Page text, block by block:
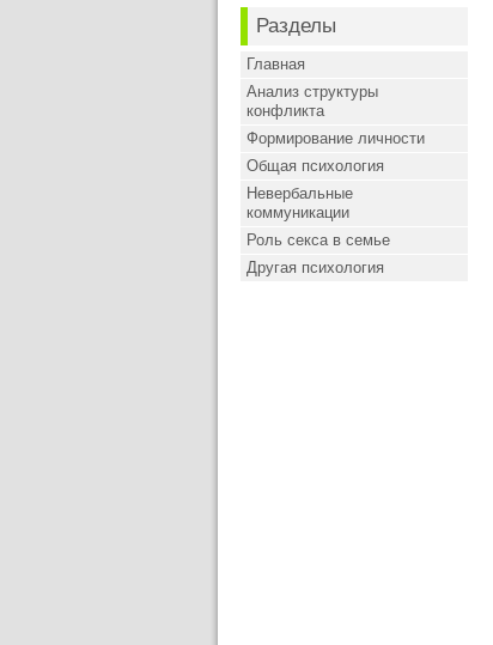
Разделы
Главная
Анализ структуры
конфликта
Формирование личности
Общая психология
Невербальные
коммуникации
Роль секса в семье
Другая психология